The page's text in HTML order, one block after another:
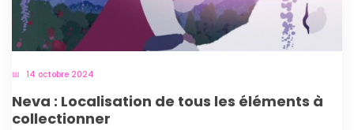
14 octobre 2024
Neva : Localisation de tous les éléments à
collectionner